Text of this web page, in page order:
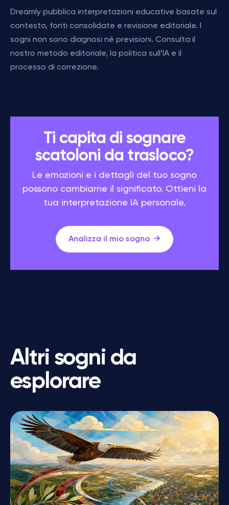
Dreamly pubblica interpretazioni educative basate sul
contesto, fonti consolidate e revisione editoriale. I
sogni non sono diagnosi né previsioni. Consulta il
nostro metodo editoriale, la politica sull’IA e il
processo di correzione.
Ti capita di sognare
scatoloni da trasloco?
Le emozioni e i dettagli del tuo sogno
possono cambiarne il significato. Ottieni la
tua interpretazione IA personale.
Analizza il mio sogno
Altri sogni da
esplorare